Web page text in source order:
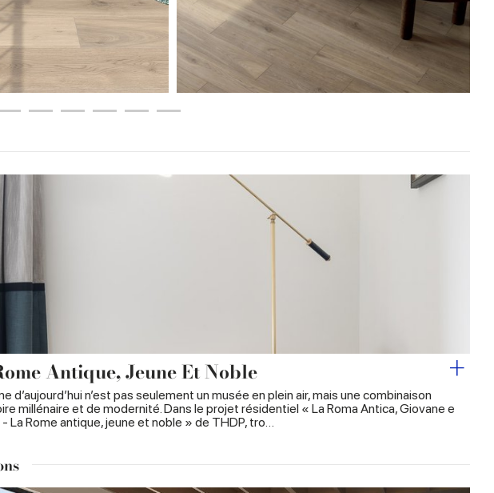
Antique, Jeune Et Noble
d’aujourd’hui n’est pas seulement un musée en plein air, mais une combinaison
millénaire et de modernité. Dans le projet résidentiel « La Roma Antica, Giovane e
La Rome antique, jeune et noble » de THDP, tro…